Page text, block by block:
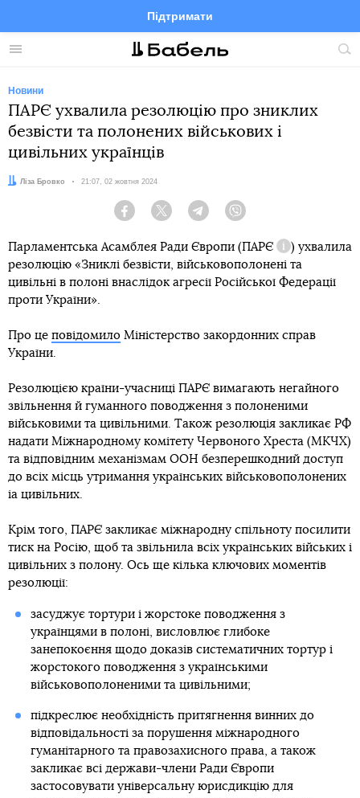
Меню
Підтримати
FacebookTelegramTwitter
Новини
ПАРЄ ухвалила резолюцію про зниклих
безвісти та полонених військових і
цивільних українців
Автор:
Ліза Бровко Дата:
21:07, 02 жовтня 2024
Facebook Twitter Telegram
Парламентська Асамблея Ради Європи (ПАРЄ
Довідка
) ухвалила
резолюцію «Зниклі безвісти, військовополонені та
цивільні в полоні внаслідок агресії Російської Федерації
проти України».
Про це повідомило Міністерство закордонних справ
України.
Резолюцією країни-учасниці ПАРЄ вимагають негайного
звільнення й гуманного поводження з полоненими
військовими та цивільними. Також резолюція закликає РФ
надати Міжнародному комітету Червоного Хреста (МКЧХ)
та відповідним механізмам ООН безперешкодний доступ
до всіх місць утримання українських військовополонених
іа цивільних.
Крім того, ПАРЄ закликає міжнародну спільноту посилити
тиск на Росію, щоб та звільнила всіх українських війських і
цивільних з полону. Ось ще кілька ключових моментів
резолюції:
засуджує тортури і жорстоке поводження з
українцями в полоні, висловлює глибоке
занепокоєння щодо доказів систематичних тортур і
жорстокого поводження з українськими
військовополоненими та цивільними;
підкреслює необхідність притягнення винних до
відповідальності за порушення міжнародного
гуманітарного та правозахисного права, а також
закликає всі держави-члени Ради Європи
застосовувати універсальну юрисдикцію для